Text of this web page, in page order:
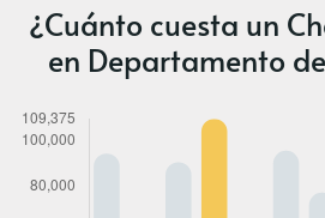
¿Cuánto cuesta un
en Departamento